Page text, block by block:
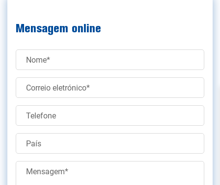
Mensagem online